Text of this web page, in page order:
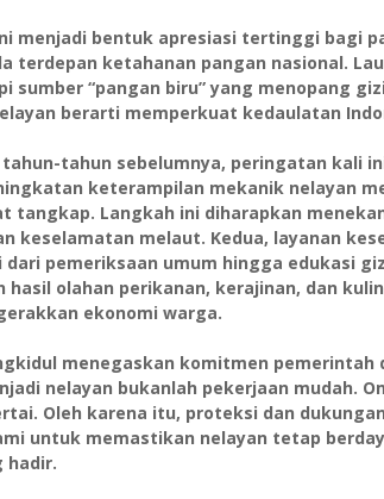
menjadi bentuk apresiasi tertinggi bagi
terdepan ketahanan pangan nasional.
sumber “pangan biru” yang menopang
berarti memperkuat kedaulatan
tahun-tahun sebelumnya, peringatan kali
keterampilan mekanik nelayan
tangkap. Langkah ini diharapkan
keselamatan melaut. Kedua, layanan
dari pemeriksaan umum hingga edukasi
hasil olahan perikanan, kerajinan, dan
ekonomi warga.
menegaskan komitmen
nelayan bukanlah pekerjaan mudah.
Oleh karena itu, proteksi dan
untuk memastikan nelayan tetap
hadir.